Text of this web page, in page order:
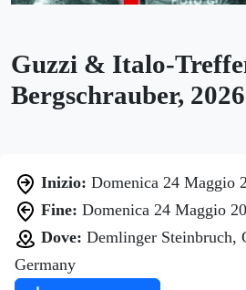
Guzzi & Italo-
Bergschrauber, 2026
Inizio: Domenica 24 Maggio
Fine: Domenica 24 Maggio
Dove: Demlinger Steinbruch,
Germany